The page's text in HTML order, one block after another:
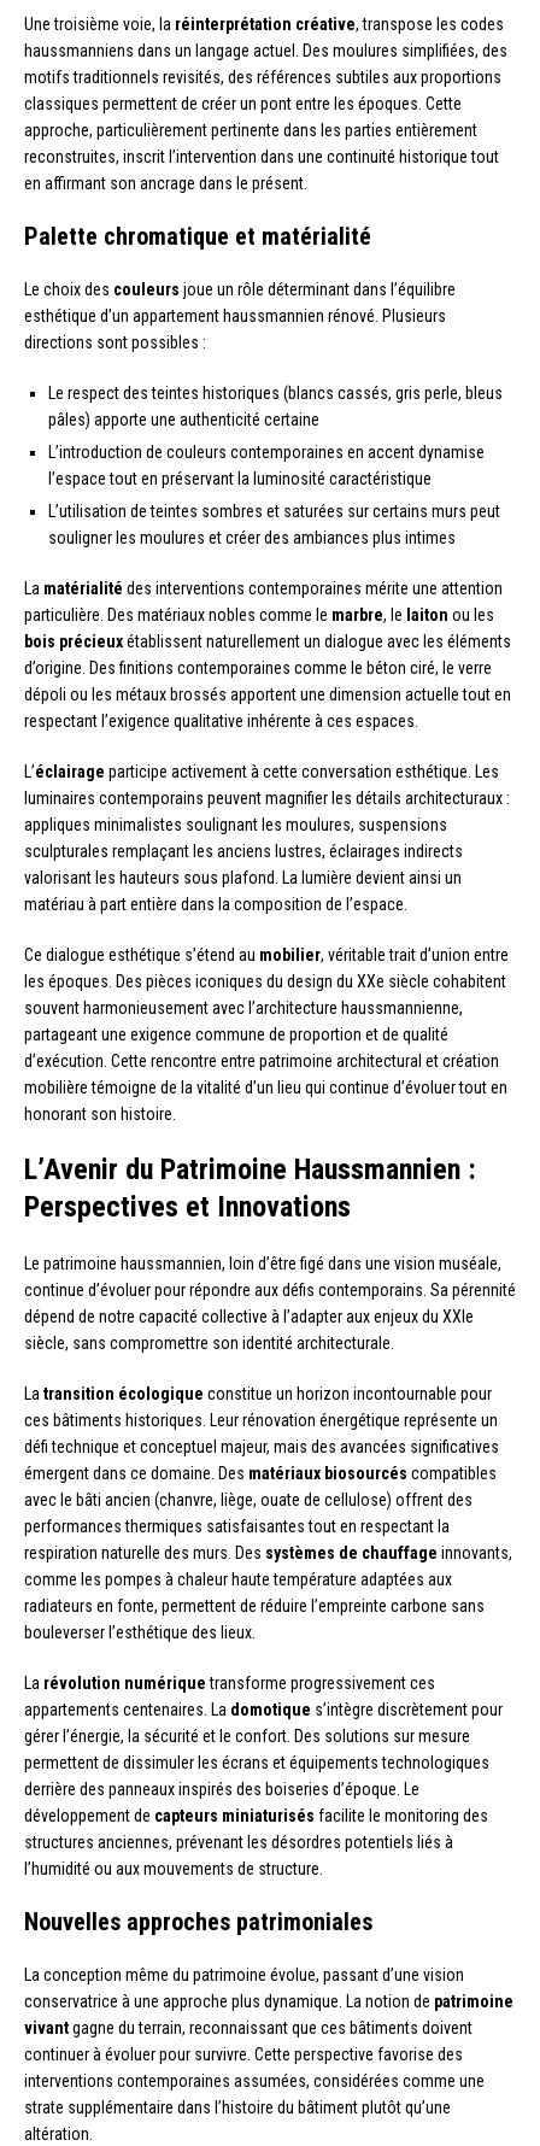
Une troisième voie, la réinterprétation créative, transpose les codes
haussmanniens dans un langage actuel. Des moulures simplifiées, des
motifs traditionnels revisités, des références subtiles aux proportions
classiques permettent de créer un pont entre les époques. Cette
approche, particulièrement pertinente dans les parties entièrement
reconstruites, inscrit l’intervention dans une continuité historique tout
en affirmant son ancrage dans le présent.
Palette chromatique et matérialité
Le choix des couleurs joue un rôle déterminant dans l’équilibre
esthétique d’un appartement haussmannien rénové. Plusieurs
directions sont possibles :
Le respect des teintes historiques (blancs cassés, gris perle, bleus
pâles) apporte une authenticité certaine
L’introduction de couleurs contemporaines en accent dynamise
l’espace tout en préservant la luminosité caractéristique
L’utilisation de teintes sombres et saturées sur certains murs peut
souligner les moulures et créer des ambiances plus intimes
La matérialité des interventions contemporaines mérite une attention
particulière. Des matériaux nobles comme le marbre, le laiton ou les
bois précieuxétablissent naturellement un dialogue avec les éléments
d’origine. Des finitions contemporaines comme le béton ciré, le verre
dépoli ou les métaux brossés apportent une dimension actuelle tout en
respectant l’exigence qualitative inhérente à ces espaces.
L’éclairage participe activement à cette conversation esthétique. Les
luminaires contemporains peuvent magnifier les détails architecturaux :
appliques minimalistes soulignant les moulures, suspensions
sculpturales remplaçant les anciens lustres, éclairages indirects
valorisant les hauteurs sous plafond. La lumière devient ainsi un
matériau à part entière dans la composition de l’espace.
Ce dialogue esthétique s’étend au mobilier, véritable trait d’union entre
les époques. Des pièces iconiques du design du XXe siècle cohabitent
souvent harmonieusement avec l’architecture haussmannienne,
partageant une exigence commune de proportion et de qualité
d’exécution. Cette rencontre entre patrimoine architectural et création
mobilière témoigne de la vitalité d’un lieu qui continue d’évoluer tout en
honorant son histoire.
L’Avenir du Patrimoine Haussmannien :
Perspectives et Innovations
Le patrimoine haussmannien, loin d’être figé dans une vision muséale,
continue d’évoluer pour répondre aux défis contemporains. Sa pérennité
dépend de notre capacité collective à l’adapter aux enjeux du XXIe
siècle, sans compromettre son identité architecturale.
La transition écologique constitue un horizon incontournable pour
ces bâtiments historiques. Leur rénovation énergétique représente un
défi technique et conceptuel majeur, mais des avancées significatives
émergent dans ce domaine. Des matériaux biosourcés compatibles
avec le bâti ancien (chanvre, liège, ouate de cellulose) offrent des
performances thermiques satisfaisantes tout en respectant la
respiration naturelle des murs. Des systèmes de chauffage innovants,
comme les pompes à chaleur haute température adaptées aux
radiateurs en fonte, permettent de réduire l’empreinte carbone sans
bouleverser l’esthétique des lieux.
La révolution numériquetransforme progressivement ces
appartements centenaires. La domotique s’intègre discrètement pour
gérer l’énergie, la sécurité et le confort. Des solutions sur mesure
permettent de dissimuler les écrans et équipements technologiques
derrière des panneaux inspirés des boiseries d’époque. Le
développement de capteurs miniaturisés facilite le monitoring des
structures anciennes, prévenant les désordres potentiels liés à
l’humidité ou aux mouvements de structure.
Nouvelles approches patrimoniales
La conception même du patrimoine évolue, passant d’une vision
conservatrice à une approche plus dynamique. La notion de patrimoine
vivantgagne du terrain, reconnaissant que ces bâtiments doivent
continuer à évoluer pour survivre. Cette perspective favorise des
interventions contemporaines assumées, considérées comme une
strate supplémentaire dans l’histoire du bâtiment plutôt qu’une
altération.